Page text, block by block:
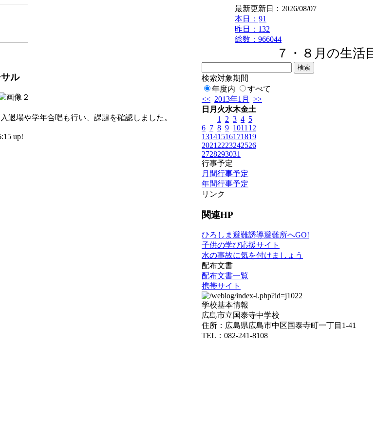
最新更新日：2026/08/07
本日： 91
昨日：132
総数：966044
７・８月の生活
ル
退場や学年合唱も行い、課題を確認しました。
up!
検索対象期間
年度内
すべて
<< 2013年1月
>>
日 月 火水木金土
1
2 3 4 5
6 7 8 9 1011 12
13141516171819
2021 2223242526
2728293031
行事予定
月間行事予定
年間行事予定
リンク
関連HP
ひろしま避難誘導避難所へGO!
子供の学び応援サイト
水の事故に気を付けましょう
配布文書
配布文書一覧
携帯サイト
学校基本情報
広島市立国泰寺中学校
住所：広島県広島市中区国泰寺町一丁目1-41
TEL：082-241-8108